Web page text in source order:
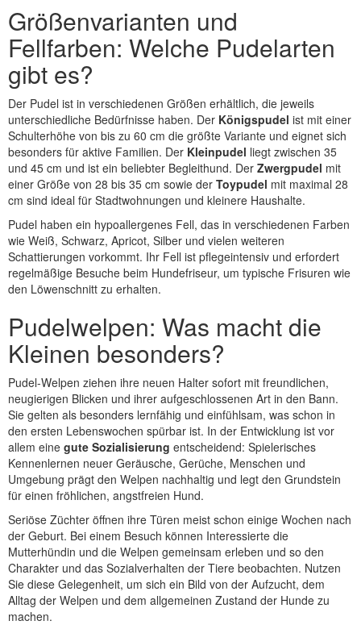
Größenvarianten und
Fellfarben: Welche Pudelarten
gibt es?
Der Pudel ist in verschiedenen Größen erhältlich, die jeweils
unterschiedliche Bedürfnisse haben. Der Königspudel ist mit einer
Schulterhöhe von bis zu 60 cm die größte Variante und eignet sich
besonders für aktive Familien. Der Kleinpudel liegt zwischen 35
und 45 cm und ist ein beliebter Begleithund. Der Zwergpudel mit
einer Größe von 28 bis 35 cm sowie der Toypudel mit maximal 28
cm sind ideal für Stadtwohnungen und kleinere Haushalte.
Pudel haben ein hypoallergenes Fell, das in verschiedenen Farben
wie Weiß, Schwarz, Apricot, Silber und vielen weiteren
Schattierungen vorkommt. Ihr Fell ist pflegeintensiv und erfordert
regelmäßige Besuche beim Hundefriseur, um typische Frisuren wie
den Löwenschnitt zu erhalten.
Pudelwelpen: Was macht die
Kleinen besonders?
Pudel-Welpen ziehen ihre neuen Halter sofort mit freundlichen,
neugierigen Blicken und ihrer aufgeschlossenen Art in den Bann.
Sie gelten als besonders lernfähig und einfühlsam, was schon in
den ersten Lebenswochen spürbar ist. In der Entwicklung ist vor
allem eine gute Sozialisierung entscheidend: Spielerisches
Kennenlernen neuer Geräusche, Gerüche, Menschen und
Umgebung prägt den Welpen nachhaltig und legt den Grundstein
für einen fröhlichen, angstfreien Hund.
Seriöse Züchter öffnen ihre Türen meist schon einige Wochen nach
der Geburt. Bei einem Besuch können Interessierte die
Mutterhündin und die Welpen gemeinsam erleben und so den
Charakter und das Sozialverhalten der Tiere beobachten. Nutzen
Sie diese Gelegenheit, um sich ein Bild von der Aufzucht, dem
Alltag der Welpen und dem allgemeinen Zustand der Hunde zu
machen.